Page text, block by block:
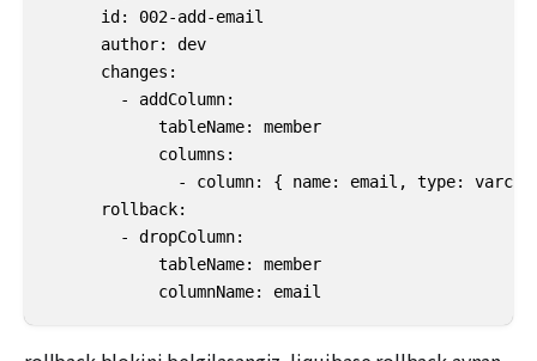
      id: 002-add-email
      author: dev
      changes:
        - addColumn:
            tableName: member
            columns:
- column: { name: email, type:
      rollback:
        - dropColumn:
            tableName: member
            columnName: email